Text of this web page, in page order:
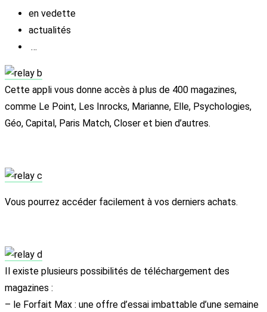
en vedette
actualités
…
Cette appli vous donne accès à plus de 400 magazines,
comme Le Point, Les Inrocks, Marianne, Elle, Psychologies,
Géo, Capital, Paris Match, Closer et bien d’autres.
Vous pourrez accéder facilement à vos derniers achats.
Il existe plusieurs possibilités de téléchargement des
magazines :
– le Forfait Max : une offre d’essai imbattable d’une semaine